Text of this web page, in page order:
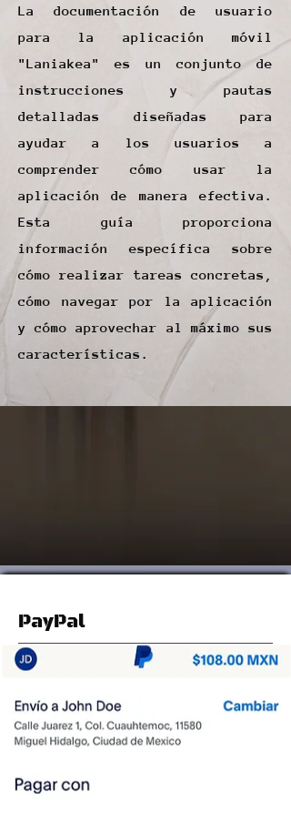
La documentación de usuario
para la aplicación móvil
"Laniakea" es un conjunto de
instrucciones y pautas
detalladas diseñadas para
ayudar a los usuarios a
comprender cómo usar la
aplicación de manera efectiva.
Esta guía proporciona
información específica sobre
cómo realizar tareas concretas,
cómo navegar por la aplicación
y cómo aprovechar al máximo sus
características.
PayPal